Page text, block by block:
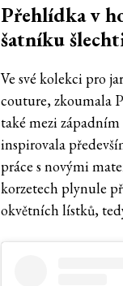
Přehlídka v
šatníku
Ve své kolekci pro
couture, zkoumala
také mezi západním
inspirovala
práce s novými
korzetech plynule
okvětních lístků,